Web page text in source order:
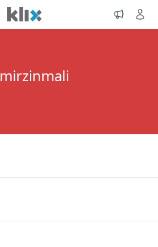
mirzinmali